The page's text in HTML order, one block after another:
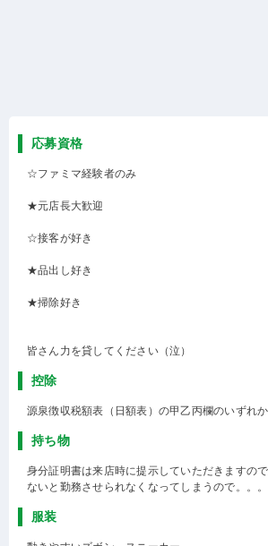
応募資格
☆ファミマ経験者のみ
★元店長大歓迎
☆接客が好き
★品出し好き
★掃除好き
皆さん力を貸してください（泣）
控除
源泉徴収税額表（日額表）の甲乙丙欄のいずれ
持ち物
身分証明書は来店時に提示していただきますの
ないと勤務させられなくなってしまうので。。。
服装